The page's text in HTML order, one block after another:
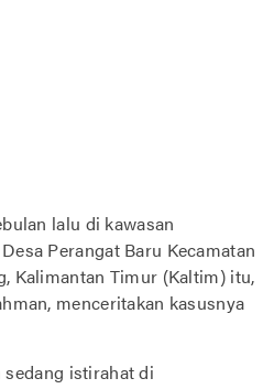
lalu di kawasan
Perangat Baru Kecamatan
Kalimantan Timur (Kaltim) itu,
menceritakan kasusnya
istirahat di